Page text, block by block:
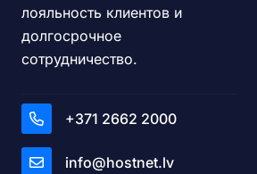
лояльность клиентов и
долгосрочное
сотрудничество.
+371 2662 2000
info@hostnet.lv